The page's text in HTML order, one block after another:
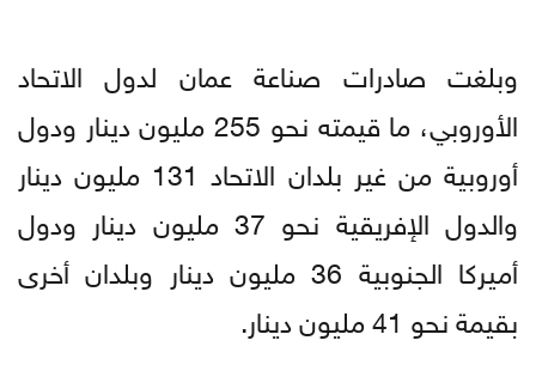
وبلغت صادرات صناعة عمان لدول الاتحاد
الأوروبي، ما قيمته نحو 255 مليون دينار ودول
أوروبية من غير بلدان الاتحاد 131 مليون دينار
والدول الإفريقية نحو 37 مليون دينار ودول
أميركا الجنوبية 36 مليون دينار وبلدان أخرى
بقيمة نحو 41 مليون دينار.